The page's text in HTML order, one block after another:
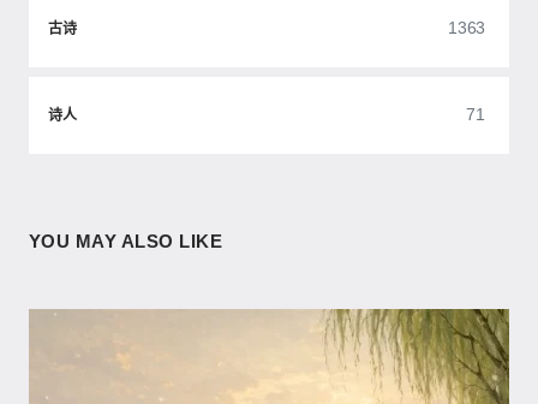
古诗 1363
诗人 71
YOU MAY ALSO LIKE